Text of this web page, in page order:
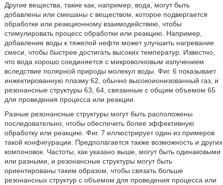
Другие вещества, такие как, например, вода, могут быть
добавлены или смешаны с веществом, которое подвергается
обработке или реакционному взаимодействию, чтобы
стимулировать процесс обработки или реакцию. Например,
добавление воды к тяжелой нефти может улучшить нагревание
смеси, чтобы быстрее достигать высоких температур. Известно,
что вода хорошо соединяется с микроволновым излучением
вследствие полярной природы молекул воды. Фиг. 6 показывает
инжектированную плазму 62, обычно высокоионизованный газ, и
резонансные структуры 63, 64, связанные с общим объемом 65
для проведения процесса или реакции.
Разные резонансные структуры могут быть расположены
последовательно, чтобы обеспечить более эффективную
обработку или реакцию. Фиг. 7 иллюстрирует один из примеров
такой конфигурации. Предполагается также возможность и других
компоновок. Частоты, как указано выше, могут быть одинаковыми
или разными, и резонансные структуры могут быть
ориентированы таким образом, чтобы связать больше
резонансных структур с объемом для проведения процесса или